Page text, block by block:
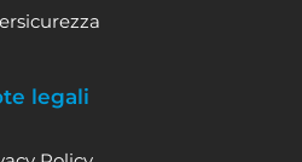
legali